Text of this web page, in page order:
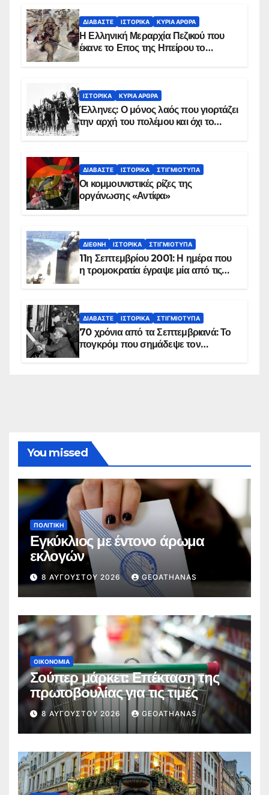
ΔΙΑΒΆΣΤΕ ΙΣΤΟΡΙΚΆ ΚΥΡΙΑ ΑΡΘΡΑ
Η Ελληνική Μεραρχία Πεζικού που
έκανε το Επος της Ηπείρου το
ΙΣΤΟΡΙΚΆ ΚΥΡΙΑ ΑΡΘΡΑ
Έλληνες: Ο μόνος λαός που γιορτάζει
την αρχή του πολέμου και όχι το
ΔΙΑΒΆΣΤΕ ΙΣΤΟΡΙΚΆ ΣΤΙΓΜΙΌΤΥΠΑ
Οι κομμουνιστικές ρίζες της
οργάνωσης «Αντίφα»
ΔΙΕΘΝΉ ΙΣΤΟΡΙΚΆ ΣΤΙΓΜΙΌΤΥΠΑ
11η Σεπτεμβρίου 2001: Η ημέρα που
η τρομοκρατία έγραψε μία από τις
ΔΙΑΒΆΣΤΕ ΙΣΤΟΡΙΚΆ ΣΤΙΓΜΙΌΤΥΠΑ
70 χρόνια από τα Σεπτεμβριανά: Το
πογκρόμ που σημάδεψε τον
You missed
ΠΟΛΙΤΙΚΉ
Εγκύκλιος με έντονο άρωμα
εκλογών
8 ΑΥΓΟΎΣΤΟΥ 2026 GEOATHANAS
ΟΙΚΟΝΟΜΊΑ
Σούπερ μάρκετ: Επέκταση της
πρωτοβουλίας για τις τιμές
8 ΑΥΓΟΎΣΤΟΥ 2026 GEOATHANAS